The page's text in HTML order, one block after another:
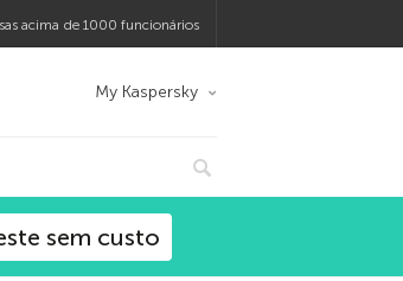
acima de 1000 funcionários
My Kaspersky
sem custo